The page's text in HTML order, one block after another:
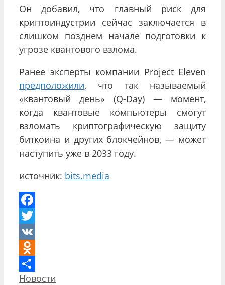
Он добавил, что главный риск для
криптоиндустрии сейчас заключается в
слишком позднем начале подготовки к
угрозе квантового взлома.
Ранее эксперты компании Project Eleven
предположили, что так называемый
«квантовый день» (Q-Day) — момент,
когда квантовые компьютеры смогут
взломать криптографическую защиту
биткоина и других блокчейнов, — может
наступить уже в 2033 году.
источник: bits.media
Facebook
Twitter
VK
Odnoklassniki
Отправить
Рубрики
Новости